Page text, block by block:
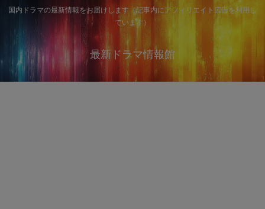
国内ドラマの最新情報をお届けします（記事内にアフィリエイト広告を利用し
ています）
最新ドラマ情報館